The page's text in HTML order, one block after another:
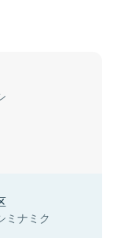
ミナミク